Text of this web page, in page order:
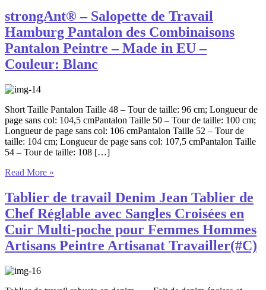
strongAnt® – Salopette de Travail
Hamburg Pantalon des Combinaisons
Pantalon Peintre – Made in EU –
Couleur: Blanc
Short Taille Pantalon Taille 48 – Tour de taille: 96 cm; Longueur de
page sans col: 104,5 cmPantalon Taille 50 – Tour de taille: 100 cm;
Longueur de page sans col: 106 cmPantalon Taille 52 – Tour de
taille: 104 cm; Longueur de page sans col: 107,5 cmPantalon Taille
54 – Tour de taille: 108 […]
Read More »
Tablier de travail Denim Jean Tablier de
Chef Réglable avec Sangles Croisées en
Cuir Multi-poche pour Femmes Hommes
Artisans Peintre Artisanat Travailler(#C)